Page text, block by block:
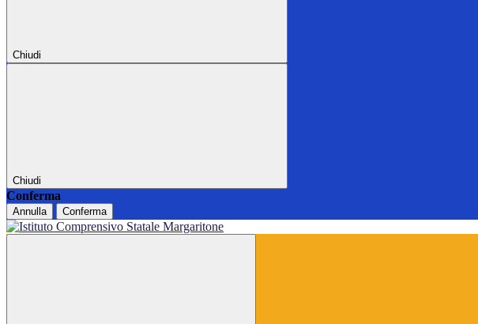
Chiudi
Chiudi
Conferma
Annulla Conferma